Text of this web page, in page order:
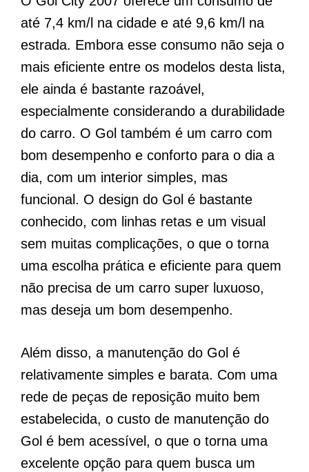
até 7,4 km/l na cidade e até 9,6 km/l na
estrada. Embora esse consumo não seja o
mais eficiente entre os modelos desta lista,
ele ainda é bastante razoável,
especialmente considerando a durabilidade
do carro. O Gol também é um carro com
bom desempenho e conforto para o dia a
dia, com um interior simples, mas
funcional. O design do Gol é bastante
conhecido, com linhas retas e um visual
sem muitas complicações, o que o torna
uma escolha prática e eficiente para quem
não precisa de um carro super luxuoso,
mas deseja um bom desempenho.
Além disso, a manutenção do Gol é
relativamente simples e barata. Com uma
rede de peças de reposição muito bem
estabelecida, o custo de manutenção do
Gol é bem acessível, o que o torna uma
excelente opção para quem busca um